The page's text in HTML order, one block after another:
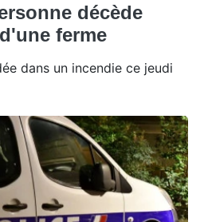
décède
ferme
dans un incendie ce jeudi